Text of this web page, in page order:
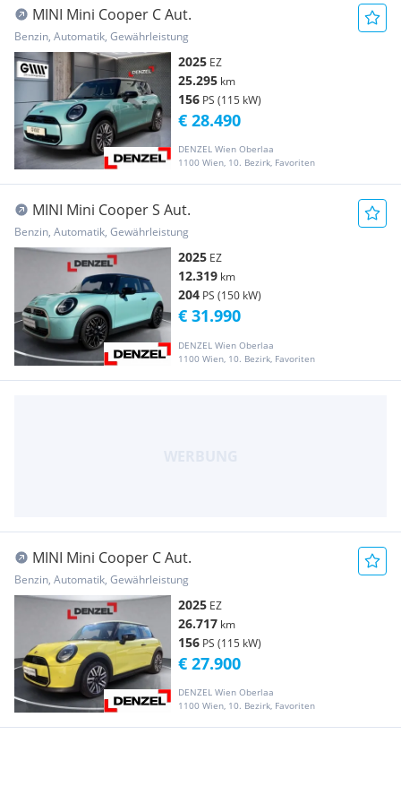
MINI Mini Cooper C Aut.
Benzin, Automatik, Gewährleistung
2025 EZ
25.295 km
156 PS (115 kW)
DENZEL Wien Oberlaa
1100 Wien, 10. Bezirk, Favoriten
€ 28.490
MINI Mini Cooper S Aut.
Benzin, Automatik, Gewährleistung
2025 EZ
12.319 km
204 PS (150 kW)
DENZEL Wien Oberlaa
1100 Wien, 10. Bezirk, Favoriten
€ 31.990
MINI Mini Cooper C Aut.
Benzin, Automatik, Gewährleistung
2025 EZ
26.717 km
156 PS (115 kW)
DENZEL Wien Oberlaa
1100 Wien, 10. Bezirk, Favoriten
€ 27.900